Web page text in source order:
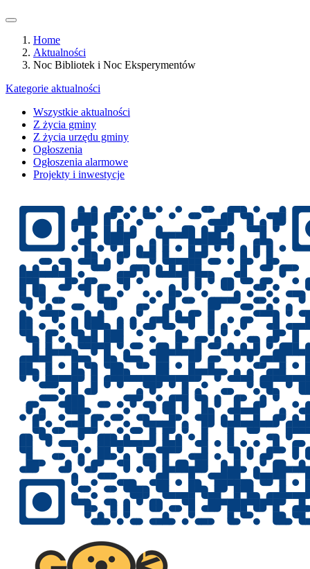
Home
Aktualności
Noc Bibliotek i Noc Eksperymentów
Kategorie aktualności
Wszystkie aktualności
Z życia gminy
Z życia urzędu gminy
Ogłoszenia
Ogłoszenia alarmowe
Projekty i inwestycje